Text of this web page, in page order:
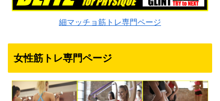
細マッチョ筋トレ専門ページ
女性筋トレ専門ページ